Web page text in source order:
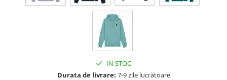
IN STOC
Durata de livrare: 7-9 zile lucrătoare